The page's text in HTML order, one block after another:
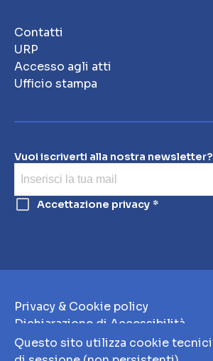
Contatti
URP
Accesso agli atti
Ufficio stampa
Vuoi iscriverti alla nostra newsletter?
Accettazione privacy
Privacy & Cookie policy
Dichiarazione di Accessibilità
Note Legali
Whistleblowing
Questo sito utilizza cookie tecnici